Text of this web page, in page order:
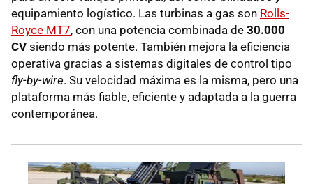
equipamiento logístico. Las turbinas a gas son Rolls-
Royce MT7, con una potencia combinada de 30.000
CV siendo más potente. También mejora la eficiencia
operativa gracias a sistemas digitales de control tipo
fly-by-wire. Su velocidad máxima es la misma, pero una
plataforma más fiable, eficiente y adaptada a la guerra
contemporánea.